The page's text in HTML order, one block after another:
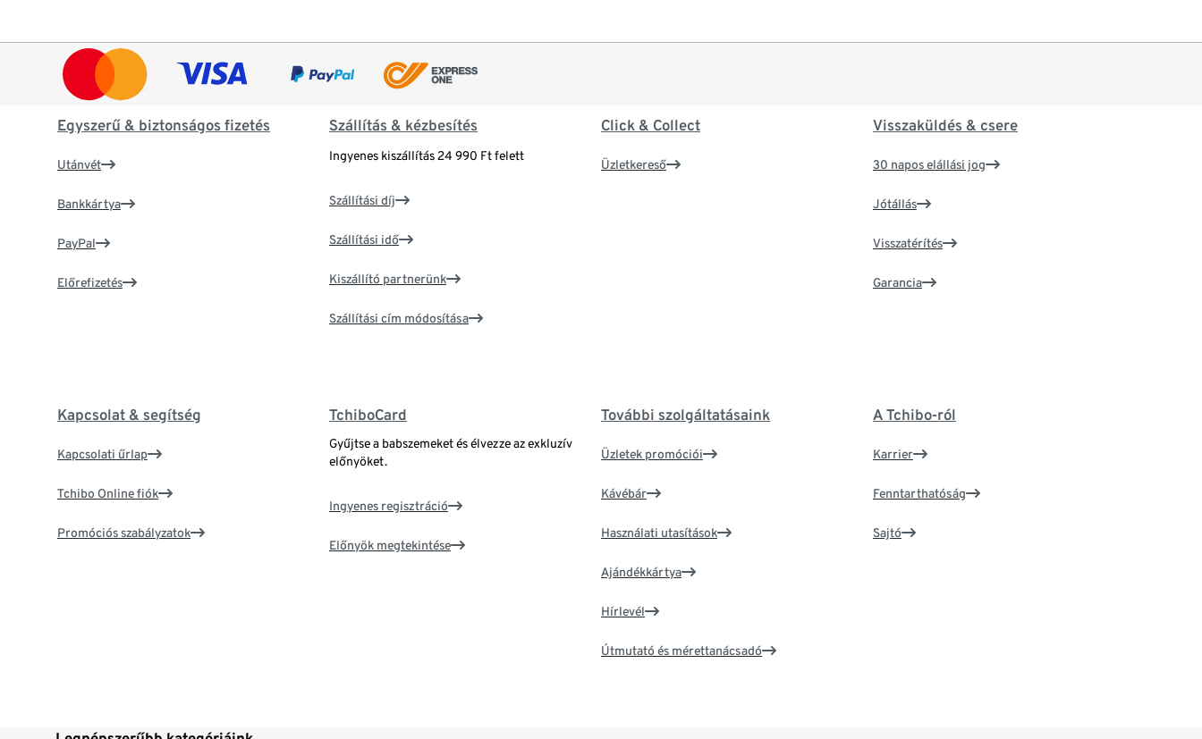
Egyszerű & biztonságos fizetés
Utánvét
Bankkártya
PayPal
Előrefizetés
Szállítás & kézbesítés
Ingyenes kiszállítás 24 990 Ft felett
Szállítási díj
Szállítási idő
Kiszállító partnerünk
Szállítási cím módosítása
Click & Collect
Üzletkereső
Visszaküldés & csere
30 napos elállási jog
Jótállás
Visszatérítés
Garancia
Kapcsolat & segítség
Kapcsolati űrlap
Tchibo Online fiók
Promóciós szabályzatok
TchiboCard
Gyűjtse a babszemeket és élvezze az exkluzív
előnyöket.
Ingyenes regisztráció
Előnyök megtekintése
További szolgáltatásaink
Üzletek promóciói
Kávébár
Használati utasítások
Ajándékkártya
Hírlevél
Útmutató és mérettanácsadó
A Tchibo-ról
Karrier
Fenntarthatóság
Sajtó